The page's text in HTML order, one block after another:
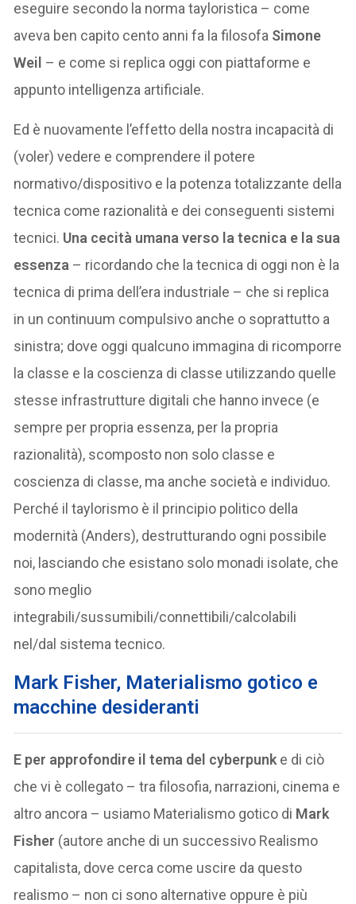
eseguire secondo la norma tayloristica – come
aveva ben capito cento anni fa la filosofa Simone
Weil – e come si replica oggi con piattaforme e
appunto intelligenza artificiale.
Ed è nuovamente l’effetto della nostra incapacità di
(voler) vedere e comprendere il potere
normativo/dispositivo e la potenza totalizzante della
tecnica come razionalità e dei conseguenti sistemi
tecnici. Una cecità umana verso la tecnica e la sua
essenza – ricordando che la tecnica di oggi non è la
tecnica di prima dell’era industriale – che si replica
in un continuum compulsivo anche o soprattutto a
sinistra; dove oggi qualcuno immagina di ricomporre
la classe e la coscienza di classe utilizzando quelle
stesse infrastrutture digitali che hanno invece (e
sempre per propria essenza, per la propria
razionalità), scomposto non solo classe e
coscienza di classe, ma anche società e individuo.
Perché il taylorismo è il principio politico della
modernità (Anders), destrutturando ogni possibile
noi, lasciando che esistano solo monadi isolate, che
sono meglio
integrabili/sussumibili/connettibili/calcolabili
nel/dal sistema tecnico.
Mark Fisher, Materialismo gotico e
macchine desideranti
E per approfondire il tema del cyberpunk e di ciò
che vi è collegato – tra filosofia, narrazioni, cinema e
altro ancora – usiamo Materialismo gotico di Mark
Fisher (autore anche di un successivo Realismo
capitalista, dove cerca come uscire da questo
realismo – non ci sono alternative oppure è più